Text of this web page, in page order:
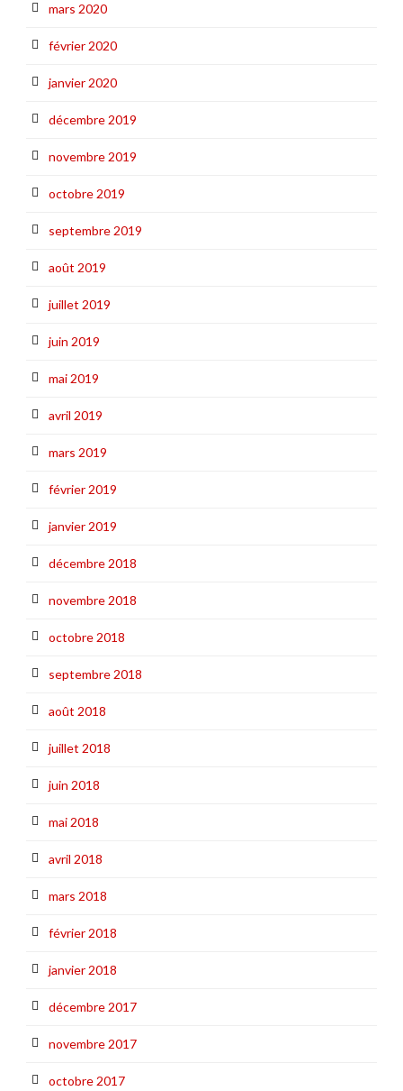
mars 2020
février 2020
janvier 2020
décembre 2019
novembre 2019
octobre 2019
septembre 2019
août 2019
juillet 2019
juin 2019
mai 2019
avril 2019
mars 2019
février 2019
janvier 2019
décembre 2018
novembre 2018
octobre 2018
septembre 2018
août 2018
juillet 2018
juin 2018
mai 2018
avril 2018
mars 2018
février 2018
janvier 2018
décembre 2017
novembre 2017
octobre 2017